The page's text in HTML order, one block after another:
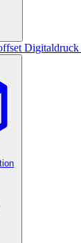
Digitaldruck